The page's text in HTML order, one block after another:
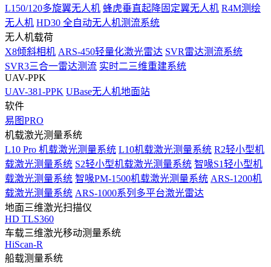
L150/120多旋翼无人机 蜂虎垂直起降固定翼无人机 R4M测绘
无人机 HD30 全自动无人机测流系统
无人机载荷
X8倾斜相机 ARS-450轻量化激光雷达 SVR雷达测流系统
SVR3三合一雷达测流 实时二三维重建系统
UAV-PPK
UAV-381-PPK UBase无人机地面站
软件
易图PRO
机载激光测量系统
L10 Pro 机载激光测量系统 L10机载激光测量系统 R2轻小型机
载激光测量系统 S2轻小型机载激光测量系统 智喙S1轻小型机
载激光测量系统 智喙PM-1500机载激光测量系统 ARS-1200机
载激光测量系统 ARS-1000系列多平台激光雷达
地面三维激光扫描仪
HD TLS360
车载三维激光移动测量系统
HiScan-R
船载测量系统